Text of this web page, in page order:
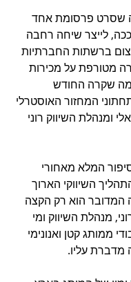
שסרט פרסומת אחד
לייצר שיחה רחבה
ברשתות החברתיות
מטורפת על מכירות
מה שקרה החודש
המחזור האוסטרלי
ומנהלת השיווק רוני
המלא מאחורי
השיווקי הארוך
המדובר הוא רק הקצה
מנהלת השיווק ומי
ממותג קטן ואנונימי
מדברת עליו.